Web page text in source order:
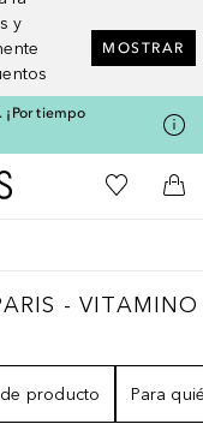
y
MOSTRAR
tiempo
A Douglas HomeMi lista de
A
PARIS -- VITAMINO
producto Para